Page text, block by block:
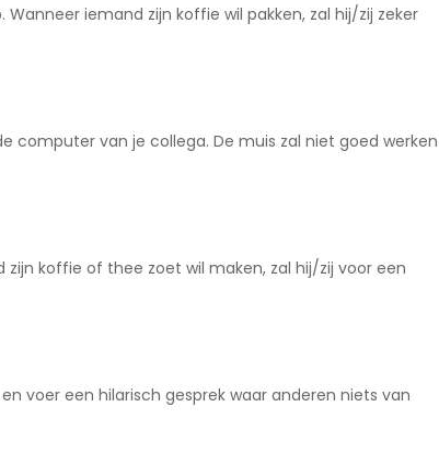
iemand zijn koffie wil pakken, zal hij/zij zeker
computer van je collega. De muis zal niet goed werken
koffie of thee zoet wil maken, zal hij/zij voor een
voer een hilarisch gesprek waar anderen niets van